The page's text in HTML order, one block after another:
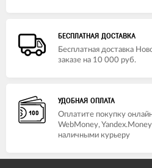
БЕСПЛАТНАЯ ДОСТАВКА
Бесплатная доставка
заказе на 10 000 руб.
УДОБНАЯ ОПЛАТА
Оплатите покупку
WebMoney,
наличными курьеру